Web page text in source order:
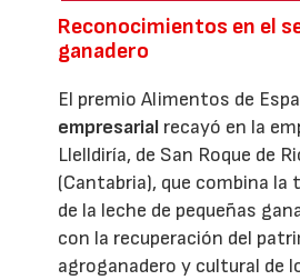
Reconocimientos en el
ganadero
El premio Alimentos de
empresarial recayó en la
Llelldiría, de San Roque de
(Cantabria), que combina
de la leche de pequeñas
con la recuperación del
agroganadero y cultural de